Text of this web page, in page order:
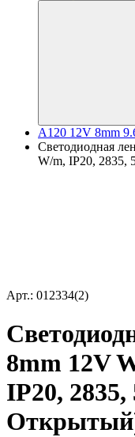
A120 12V 8mm
Светодиодная
W/m, IP20,
Арт.: 012334(2)
8mm 12V
IP20,